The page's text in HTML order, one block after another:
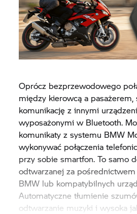
Oprócz bezprzewodowego
między kierowcą a
komunikację z innymi
wyposażonymi w Bluetooth.
komunikaty z systemu BMW
wykonywać połączenia
przy sobie smartfon. To samo
odtwarzanej za
BMW lub kompatybilnych
Automatyczne tłumienie
odtwarzanie muzyki i wysoka